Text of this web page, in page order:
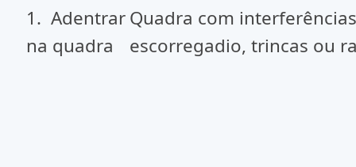
1. Adentrar
na quadra
Quadra com
escorregadio, trincas ou